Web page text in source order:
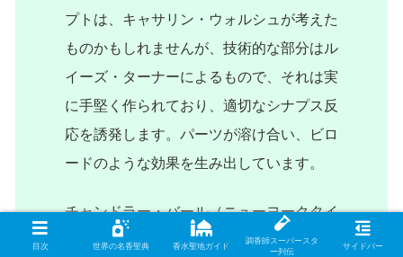
プトは、キャサリン・ウォルシュが考えた
ものかもしれませんが、技術的な部分はル
イーズ・ターナーによるもので、それは実
に手堅く作られており、適切なシナプス反
応を誘発します。パーツが溶け合い、ビロ
ードのような効果を生み出しています。
チャンドラー・バール（ニューヨークタイ
ムズ、2008/9/25）
目次 世界の名香聖典 香水聖地ガイド
調香師スーパースタ
ー列伝
サイドバー